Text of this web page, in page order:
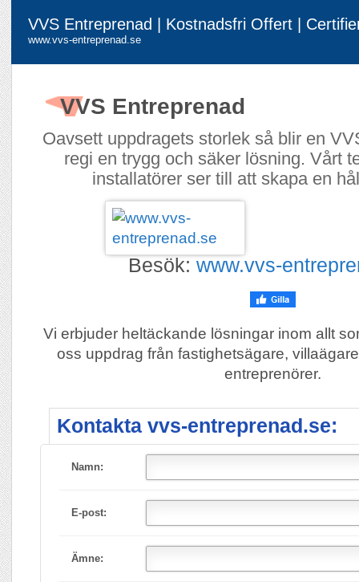
VVS Entreprenad | Kostnadsfri Offert |
www.vvs-entreprenad.se
VVS Entreprenad
Oavsett uppdragets storlek så blir en
regi en trygg och säker lösning. Vårt
installatörer ser till att skapa en
Besök: www.vvs-
Vi erbjuder heltäckande lösningar inom allt
oss uppdrag från fastighetsägare,
entreprenörer.
Kontakta vvs-entreprenad.se:
Namn:
E-post:
Ämne: